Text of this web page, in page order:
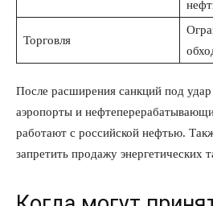
Торговля
После расширения санкций под
аэропорты и
работают с российской нефтью.
запретить продажу энергетических